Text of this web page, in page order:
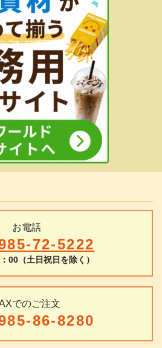
お電話
72-5222
00（土日祝日を除く）
でのご注文
86-8280